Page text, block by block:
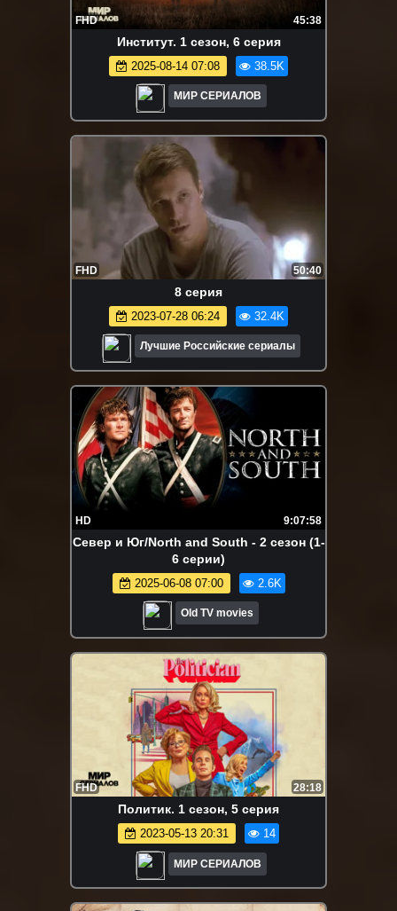
FHD 45:38
Институт. 1 сезон, 6 серия
2025-08-14 07:08 38.5K
МИР СЕРИАЛОВ
FHD 50:40
8 серия
2023-07-28 06:24 32.4K
Лучшие Российские сериалы
HD 9:07:58
Север и Юг/North and South - 2 сезон (1-
6 серии)
2025-06-08 07:00 2.6K
Old TV movies
FHD 28:18
Пoлитик. 1 сезон, 5 серия
2023-05-13 20:31 14
МИР СЕРИАЛОВ